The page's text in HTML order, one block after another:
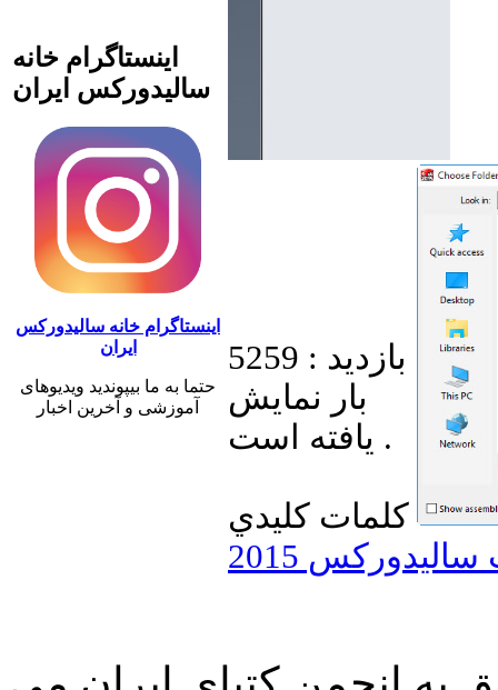
اینستاگرام خانه
سالیدورکس ایران
اینستاگرام خانه سالیدورکس
ایران
حتما به ما بیپوندید ویدیوهای
آموزشی و آخرین اخبار
بازديد : 5259
بار نمايش
يافته است .
کلمات کليدي